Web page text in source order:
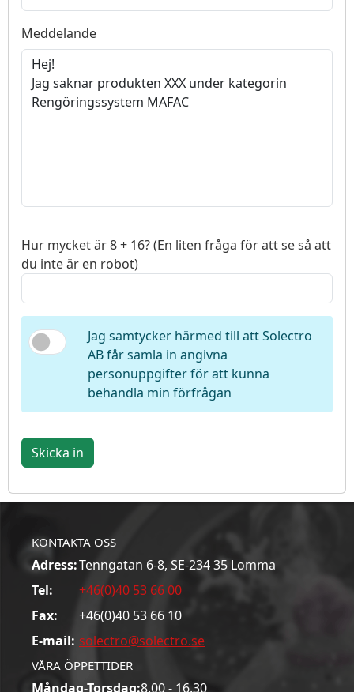
Meddelande
Hur mycket är 8 + 16? (En liten fråga för att se så att
du inte är en robot)
Jag samtycker härmed till att Solectro
AB får samla in angivna
personuppgifter för att kunna
behandla min förfrågan
Skicka in
KONTAKTA OSS
Adress:Tenngatan 6-8, SE-234 35 Lomma
Tel:
+46(0)40 53 66 00
Fax:
+46(0)40 53 66 10
E-mail: solectro@solectro.se
VÅRA ÖPPETTIDER
Måndag-Torsdag:8.00 - 16.30